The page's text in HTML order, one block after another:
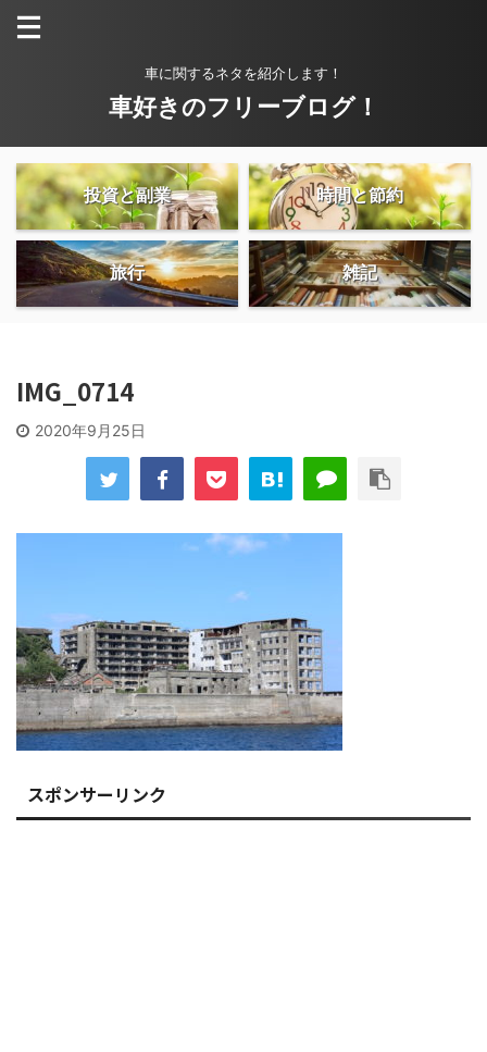
車に関するネタを紹介します！
車好きのフリーブログ！
投資と副業 時間と節約
旅行 雑記
IMG_0714
2020年9月25日
スポンサーリンク